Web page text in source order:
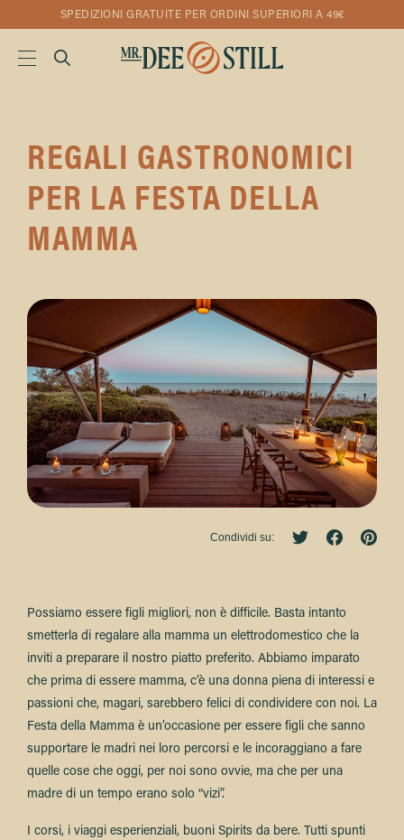
SPEDIZIONI GRATUITE PER ORDINI SUPERIORI A 49€
REGALI GASTRONOMICI
PER LA FESTA DELLA
MAMMA
Condividi su:
Possiamo essere figli migliori, non è difficile. Basta intanto
smetterla di regalare alla mamma un elettrodomestico che la
inviti a preparare il nostro piatto preferito. Abbiamo imparato
che prima di essere mamma, c’è una donna piena di interessi e
passioni che, magari, sarebbero felici di condividere con noi. La
Festa della Mamma è un’occasione per essere figli che sanno
supportare le madri nei loro percorsi e le incoraggiano a fare
quelle cose che oggi, per noi sono ovvie, ma che per una
madre di un tempo erano solo “vizi”.
I corsi, i viaggi esperienziali, buoni Spirits da bere. Tutti spunti